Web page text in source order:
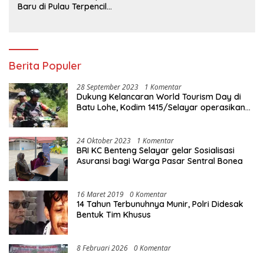
Baru di Pulau Terpencil
Berita Populer
28 September 2023 1 Komentar
Dukung Kelancaran World Tourism Day di
Batu Lohe, Kodim 1415/Selayar operasikan
24 Oktober 2023 1 Komentar
BRI KC Benteng Selayar gelar Sosialisasi
Asuransi bagi Warga Pasar Sentral Bonea
16 Maret 2019 0 Komentar
14 Tahun Terbunuhnya Munir, Polri Didesak
Bentuk Tim Khusus
8 Februari 2026 0 Komentar